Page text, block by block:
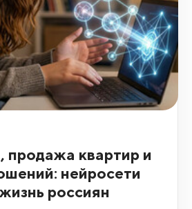
продажа квартир и
нейросети
россиян